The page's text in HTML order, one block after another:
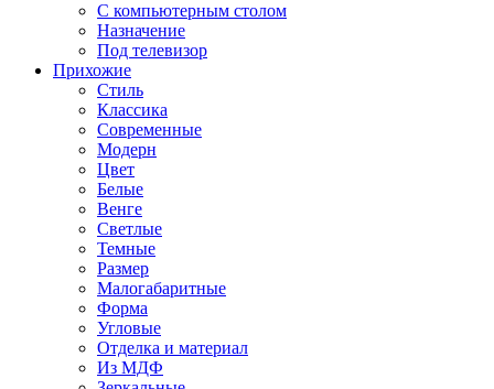
С компьютерным столом
Назначение
Под телевизор
Прихожие
Стиль
Классика
Современные
Модерн
Цвет
Белые
Венге
Светлые
Темные
Размер
Малогабаритные
Форма
Угловые
Отделка и материал
Из МДФ